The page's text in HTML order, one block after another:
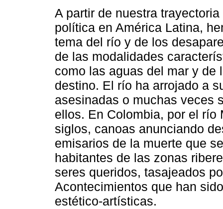
A partir de nuestra
política en América Latina,
tema del río y de los
de las modalidades
como las aguas del mar y de
destino. El río ha arrojado a
asesinadas o muchas veces
ellos. En Colombia, por el río
siglos, canoas anunciando
emisarios de la muerte que
habitantes de las zonas
seres queridos, tasajeados
Acontecimientos que han
estético-artísticas.